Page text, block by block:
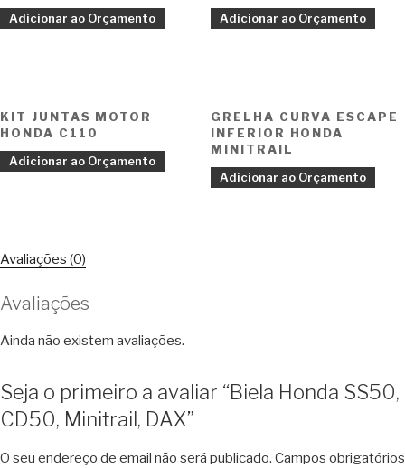
Adicionar ao Orçamento
Adicionar ao Orçamento
KIT JUNTAS MOTOR
HONDA C110
Adicionar ao Orçamento
GRELHA CURVA ESCAPE
INFERIOR HONDA
MINITRAIL
Adicionar ao Orçamento
Avaliações (0)
Avaliações
Ainda não existem avaliações.
Seja o primeiro a avaliar “Biela Honda SS50,
CD50, Minitrail, DAX”
O seu endereço de email não será publicado. Campos obrigatórios